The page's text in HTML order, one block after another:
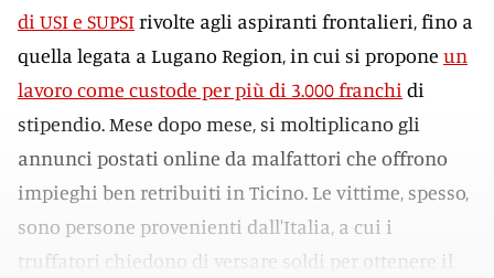
di USI e SUPSIrivolte agli aspiranti frontalieri, fino a
quella legata a Lugano Region, in cui si propone un
lavoro come custode per più di 3.000 franchi di
stipendio. Mese dopo mese, si moltiplicano gli
annunci postati online da malfattori che offrono
impieghi ben retribuiti in Ticino. Le vittime, spesso,
sono persone provenienti dall'Italia, a cui i
truffatori chiedono di versare soldi per ottenere il